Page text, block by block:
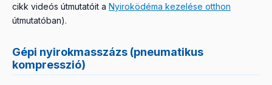
cikk videós útmutatóit a Nyiroködéma kezelése otthon
útmutatóban).
Gépi nyirokmasszázs (pneumatikus
kompresszió)